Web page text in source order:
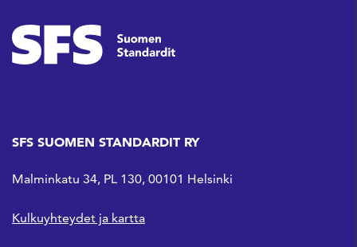
SFS SUOMEN STANDARDIT RY
Malminkatu 34, PL 130, 00101 Helsinki
Kulkuyhteydet ja kartta